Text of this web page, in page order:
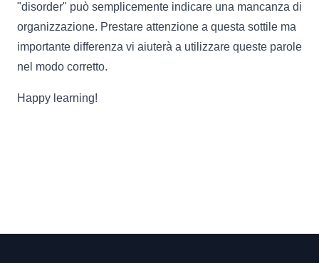
"disorder" può semplicemente indicare una mancanza di
organizzazione. Prestare attenzione a questa sottile ma
importante differenza vi aiuterà a utilizzare queste parole
nel modo corretto.
Happy learning!